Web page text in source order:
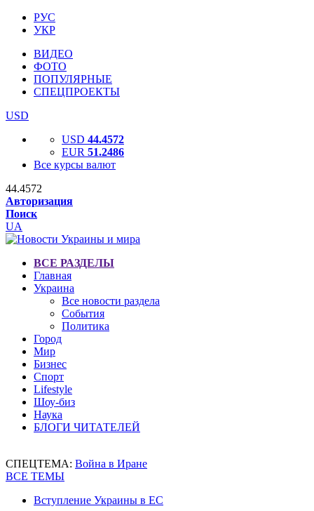
РУС
УКР
ВИДЕО
ФОТО
ПОПУЛЯРНЫЕ
СПЕЦПРОЕКТЫ
USD
USD 44.4572
EUR 51.2486
Все курсы валют
44.4572
Авторизация
Поиск
UA
ВСЕ РАЗДЕЛЫ
Главная
Украина
Все новости раздела
События
Политика
Город
Мир
Бизнес
Спорт
Lifestyle
Шоу-биз
Наука
БЛОГИ ЧИТАТЕЛЕЙ
СПЕЦТЕМА: Война в Иране
ВСЕ ТЕМЫ
Вступление Украины в ЕС